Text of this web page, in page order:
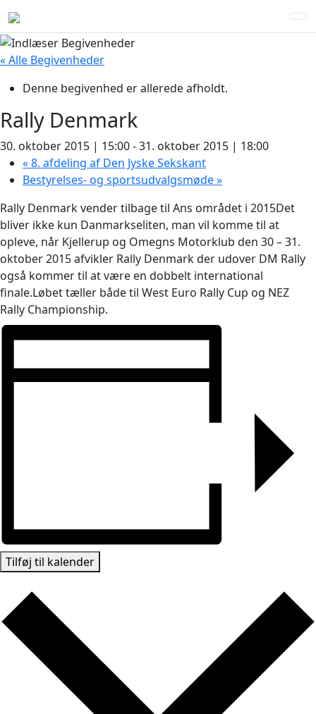
« Alle Begivenheder
Denne begivenhed er allerede afholdt.
Rally Denmark
30. oktober 2015 | 15:00-31. oktober 2015 | 18:00
«8. afdeling af Den Jyske Sekskant
Bestyrelses- og sportsudvalgsmøde»
Rally Denmark vender tilbage til Ans området i 2015Det
bliver ikke kun Danmarkseliten, man vil komme til at
opleve, når Kjellerup og Omegns Motorklub den 30 – 31.
oktober 2015 afvikler Rally Denmark der udover DM Rally
også kommer til at være en dobbelt international
finale.Løbet tæller både til West Euro Rally Cup og NEZ
Rally Championship.
Tilføj til kalender